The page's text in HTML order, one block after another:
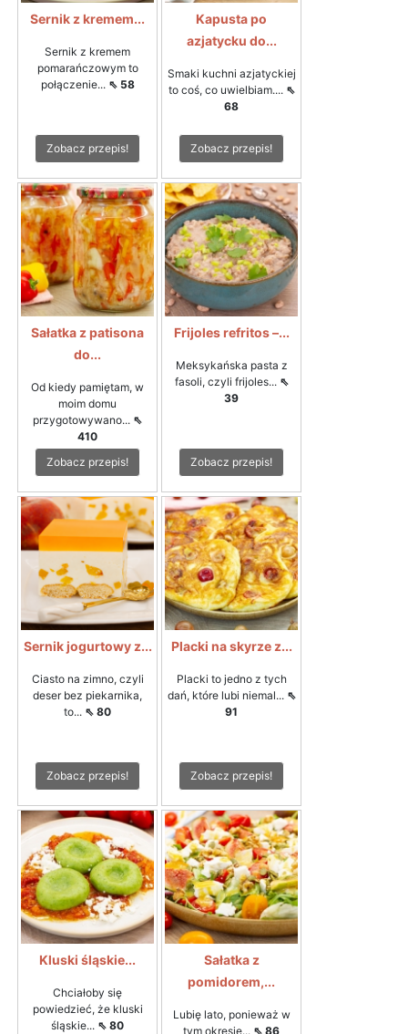
Sernik z kremem...
Sernik z kremem
pomarańczowym to
połączenie... ⇖ 58
Zobacz przepis!
Kapusta po
azjatycku do...
Smaki kuchni azjatyckiej
to coś, co uwielbiam.... ⇖
68
Zobacz przepis!
Sałatka z patisona
do...
Od kiedy pamiętam, w
moim domu
przygotowywano... ⇖
410
Zobacz przepis!
Frijoles refritos –...
Meksykańska pasta z
fasoli, czyli frijoles... ⇖
39
Zobacz przepis!
Sernik jogurtowy z...
Ciasto na zimno, czyli
deser bez piekarnika,
to... ⇖ 80
Zobacz przepis!
Placki na skyrze z...
Placki to jedno z tych
dań, które lubi niemal... ⇖
91
Zobacz przepis!
Kluski śląskie...
Chciałoby się
powiedzieć, że kluski
śląskie... ⇖ 80
Sałatka z
pomidorem,...
Lubię lato, ponieważ w
tym okresie... ⇖ 86